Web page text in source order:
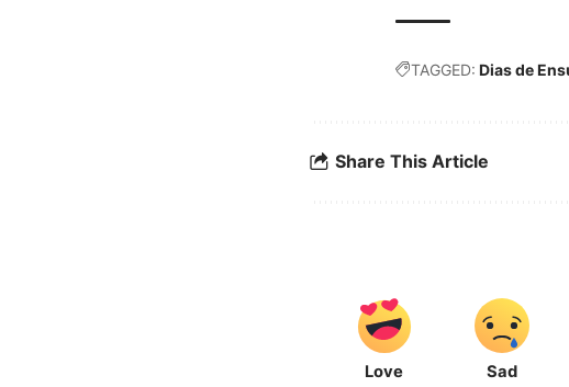
TAGGED: Dias de
Share This Article
Love Sad